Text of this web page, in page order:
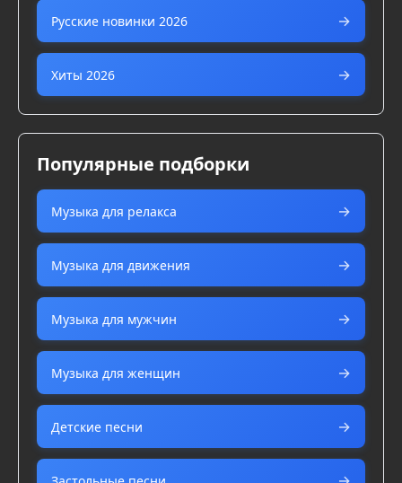
Русские новинки 2026
Хиты 2026
Популярные подборки
Музыка для релакса
Музыка для движения
Музыка для мужчин
Музыка для женщин
Детские песни